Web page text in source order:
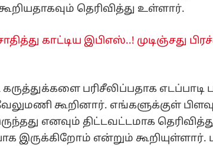
தெரிவித்து உள்ளார்.
காட்டிய இபிஎஸ்..! முடிஞ்சது
பரிசீலிப்பதாக எடப்பாடி
கூறினார். எங்களுக்குள்
எனவும் திட்டவட்டமாக
இருக்கிறோம் என்றும் கூறியுள்ளார்.